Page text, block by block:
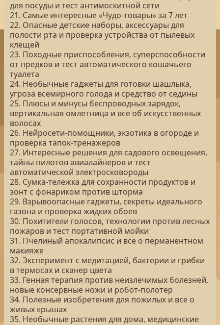
для посуды и тест антимоскитной сети
21. Самые интересные «Чудо-товары» за 7 лет
22. Опасные детские наборы, аксессуары для
полости рта и проверка устройства от пылевых
клещей
23. Походные приспособления, суперспособности
от предков и тест автоматического кошачьего
туалета
24. Необычные гаджеты для готовки шашлыка,
угроза всемирного голода и средство от седины
25. Плюсы и минусы беспроводных зарядок,
вертикальная омлетница и все об искусственных
волосах
26. Нейросети-помощники, экзотика в огороде и
проверка тапок-тренажеров
27. Интересные решения для садового освещения,
тайны пилотов авиалайнеров и тест
автоматической электросковороды
28. Сумка-тележка для сохранности продуктов и
зонт с фонариком против шторма
29. Взрывоопасные гаджеты, секреты идеального
газона и проверка жидких обоев
30. Похитители голосов, технологии против лесных
пожаров и тест портативной мойки
31. Пчелиный апокалипсис и все о перманентном
макияже
32. Эксперимент с медитацией, бактерии и грибки
в термосах и сканер цвета
33. Генная терапия против неизлечимых болезней,
новые консервные ножи и робот-полотер
34. Полезные изобретения для пожилых и все о
живых крышах
35. Необычные растения для дома, медицинские